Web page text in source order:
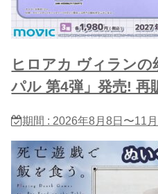
ヒロアカ ヴィランの
パル 第4弾」発売! 再
期間 : 2026年8月8日〜11